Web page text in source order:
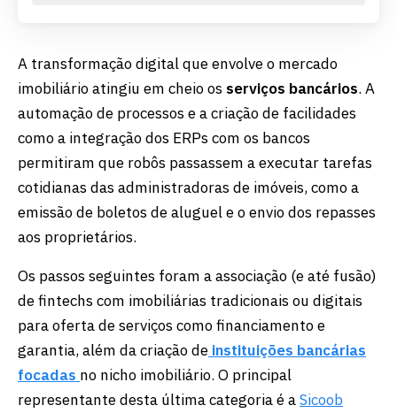
A transformação digital que envolve o mercado
imobiliário atingiu em cheio os serviços bancários. A
automação de processos e a criação de facilidades
como a integração dos ERPs com os bancos
permitiram que robôs passassem a executar tarefas
cotidianas das administradoras de imóveis, como a
emissão de boletos de aluguel e o envio dos repasses
aos proprietários.
Os passos seguintes foram a associação (e até fusão)
de fintechs com imobiliárias tradicionais ou digitais
para oferta de serviços como financiamento e
garantia, além da criação de instituições bancárias
focadas no nicho imobiliário. O principal
representante desta última categoria é aSicoob